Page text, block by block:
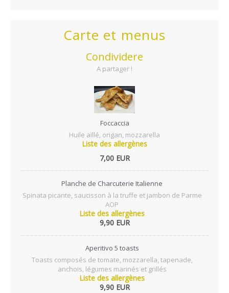
Carte et menus
Condividere
A partager !
Foccaccia
Huile aïllé, origan, mozzarella
Liste des allergènes
7,00 EUR
Planche de Charcuterie Italienne
Spinata picante, saucisson à la truffe et jambon de Parme
AOP
Liste des allergènes
9,90 EUR
Aperitivo 5 toasts
Toasts composés de tomate, mozzarella, tapenade,
anchois, légumes marinés et grillés
Liste des allergènes
9,90 EUR